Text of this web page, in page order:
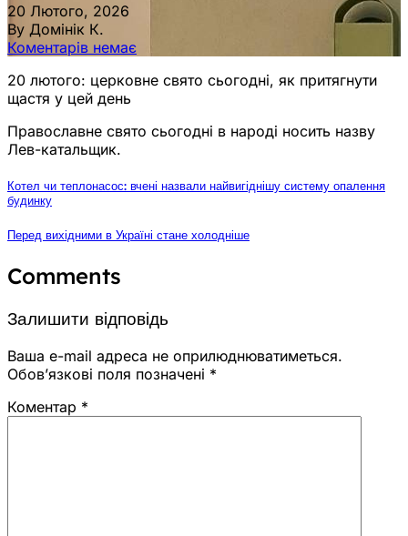
20 Лютого, 2026
By Домінік К.
Коментарів немає
20 лютого: церковне свято сьогодні, як притягнути
щастя у цей день
Православне свято сьогодні в народі носить назву
Лев-катальщик.
Котел чи теплонасос: вчені назвали найвигіднішу систему опалення
будинку
Перед вихідними в Україні стане холодніше
Comments
Залишити відповідь
Ваша e-mail адреса не оприлюднюватиметься.
Обов’язкові поля позначені *
Коментар *